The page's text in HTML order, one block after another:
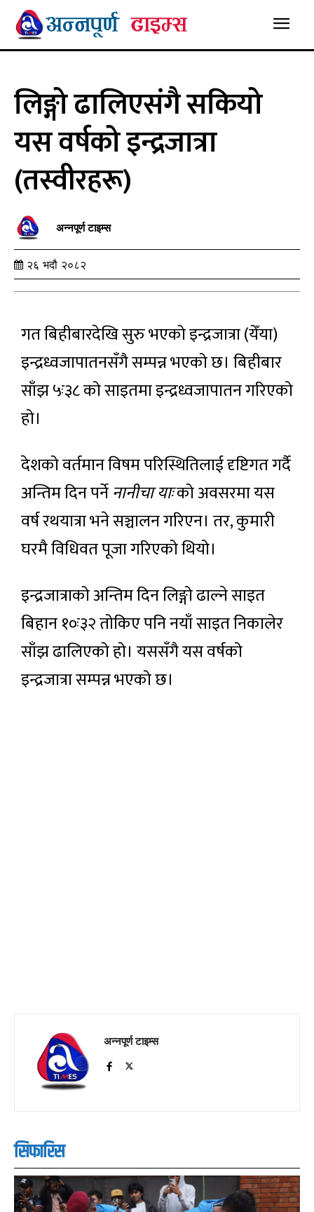
लिङ्गो ढालिएसंगै सकियो
यस वर्षको इन्द्रजात्रा
(तस्वीरहरू)
अन्नपूर्ण टाइम्स
२६ भदौ २०८२
गत बिहीबारदेखि सुरु भएको इन्द्रजात्रा (येँया)
इन्द्रध्वजापातनसँगै सम्पन्न भएको छ। बिहीबार
साँझ ५ः३८ को साइतमा इन्द्रध्वजापातन गरिएको
हो।
देशको वर्तमान विषम परिस्थितिलाई दृष्टिगत गर्दै
अन्तिम दिन पर्नेनानीचा याःको अवसरमा यस
वर्ष रथयात्रा भने सञ्चालन गरिएन। तर, कुमारी
घरमै विधिवत पूजा गरिएको थियो।
इन्द्रजात्राको अन्तिम दिन लिङ्गो ढाल्ने साइत
बिहान १०ः३२ तोकिए पनि नयाँ साइत निकालेर
साँझ ढालिएको हो। यससँगै यस वर्षको
इन्द्रजात्रा सम्पन्न भएको छ।
अन्नपूर्ण टाइम्स
सिफारिस